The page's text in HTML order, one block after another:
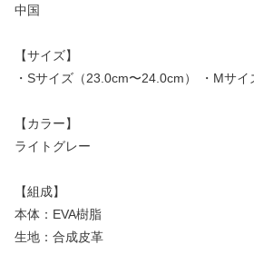
中国
【サイズ】
・Sサイズ（23.0cm〜24.0cm） ・Mサイ
【カラー】
ライトグレー
【組成】
本体：EVA樹脂
生地：合成皮革